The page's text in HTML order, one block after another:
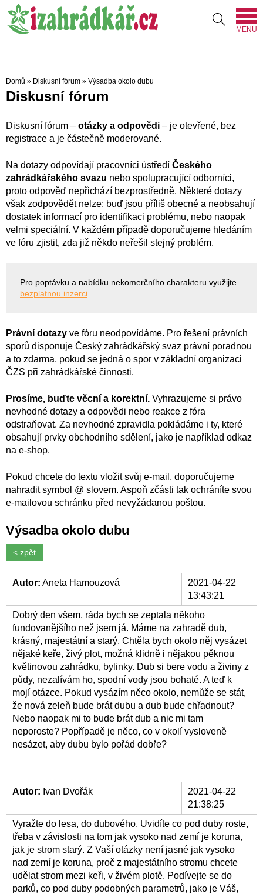
MENU
Domů » Diskusní fórum » Výsadba okolo dubu
Diskusní fórum
Diskusní fórum – otázky a odpovědi – je otevřené, bez
registrace a je částečně moderované.
Na dotazy odpovídají pracovníci ústředí Českého
zahrádkářského svazu nebo spolupracující odborníci,
proto odpověď nepřichází bezprostředně. Některé dotazy
však zodpovědět nelze; buď jsou příliš obecné a neobsahují
dostatek informací pro identifikaci problému, nebo naopak
velmi speciální. V každém případě doporučujeme hledáním
ve fóru zjistit, zda již někdo neřešil stejný problém.
Pro poptávku a nabídku nekomerčního charakteru využijte
bezplatnou inzerci.
Právní dotazy ve fóru neodpovídáme. Pro řešení právních
sporů disponuje Český zahrádkářský svaz právní poradnou
a to zdarma, pokud se jedná o spor v základní organizaci
ČZS při zahrádkářské činnosti.
Prosíme, buďte věcní a korektní. Vyhrazujeme si právo
nevhodné dotazy a odpovědi nebo reakce z fóra
odstraňovat. Za nevhodné zpravidla pokládáme i ty, které
obsahují prvky obchodního sdělení, jako je například odkaz
na e-shop.
Pokud chcete do textu vložit svůj e-mail, doporučujeme
nahradit symbol @ slovem. Aspoň zčásti tak ochráníte svou
e-mailovou schránku před nevyžádanou poštou.
Výsadba okolo dubu
< zpět
Autor: Aneta Hamouzová
2021-04-22
13:43:21
Dobrý den všem, ráda bych se zeptala někoho
fundovanějšího než jsem já. Máme na zahradě dub,
krásný, majestátní a starý. Chtěla bych okolo něj vysázet
nějaké keře, živý plot, možná klidně i nějakou pěknou
květinovou zahrádku, bylinky. Dub si bere vodu a živiny z
půdy, nezalívám ho, spodní vody jsou bohaté. A teď k
mojí otázce. Pokud vysázím něco okolo, nemůže se stát,
že nová zeleň bude brát dubu a dub bude chřadnout?
Nebo naopak mi to bude brát dub a nic mi tam
neporoste? Popřípadě je něco, co v okolí vysloveně
nesázet, aby dubu bylo pořád dobře?
Autor: Ivan Dvořák
2021-04-22
21:38:25
Vyražte do lesa, do dubového. Uvidíte co pod duby roste,
třeba v závislosti na tom jak vysoko nad zemí je koruna,
jak je strom starý. Z Vaší otázky není jasné jak vysoko
nad zemí je koruna, proč z majestátního stromu chcete
udělat strom mezi keři, v živém plotě. Podívejte se do
parků, co pod duby podobných parametrů, jako je Váš,